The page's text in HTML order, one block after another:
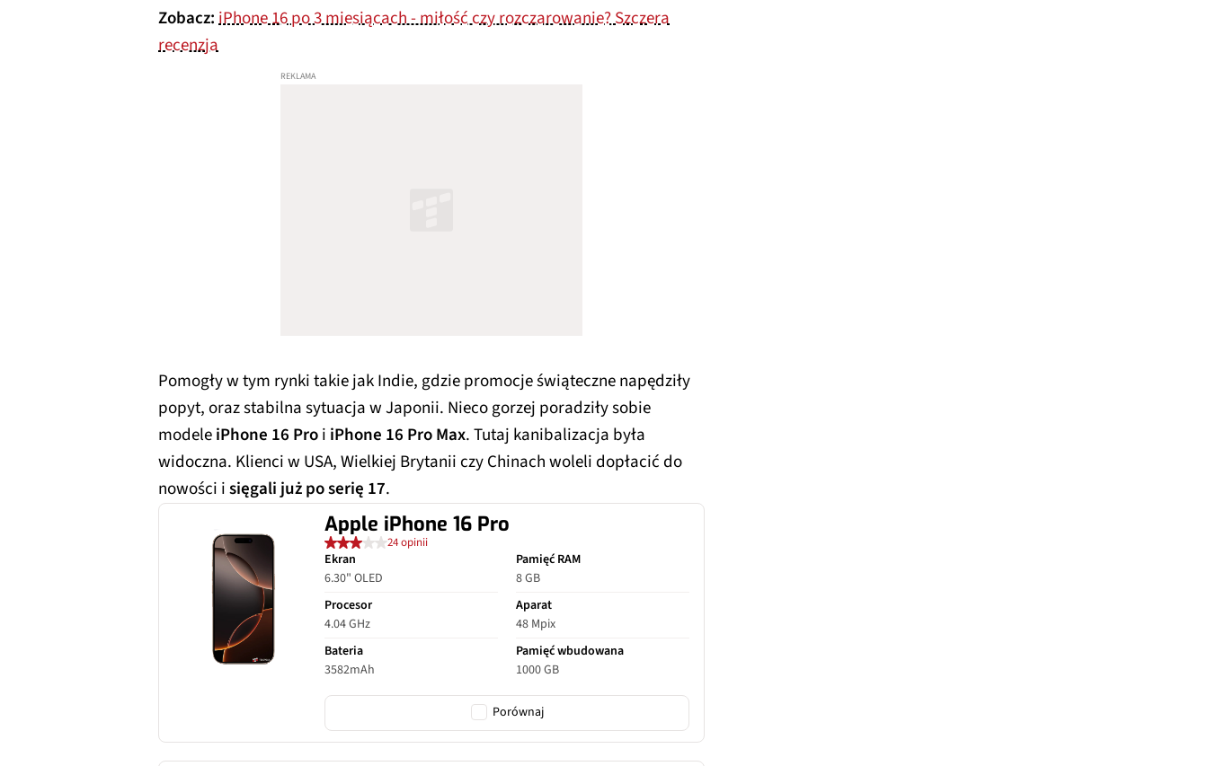
Zobacz:iPhone 16 po 3 miesiącach - miłość czy rozczarowanie? Szczera
recenzja
Pomogły w tym rynki takie jak Indie, gdzie promocje świąteczne napędziły
popyt, oraz stabilna sytuacja w Japonii. Nieco gorzej poradziły sobie
modeleiPhone 16 Proi iPhone 16 Pro Max. Tutaj kanibalizacja była
widoczna. Klienci w USA, Wielkiej Brytanii czy Chinach woleli dopłacić do
nowości isięgali już po serię 17.
Apple iPhone 16 Pro
24 opinii
Ekran
6.30" OLED
Pamięć RAM
8 GB
Procesor
4.04 GHz
Aparat
48 Mpix
Bateria
3582mAh
Pamięć wbudowana
1000 GB
Porównaj